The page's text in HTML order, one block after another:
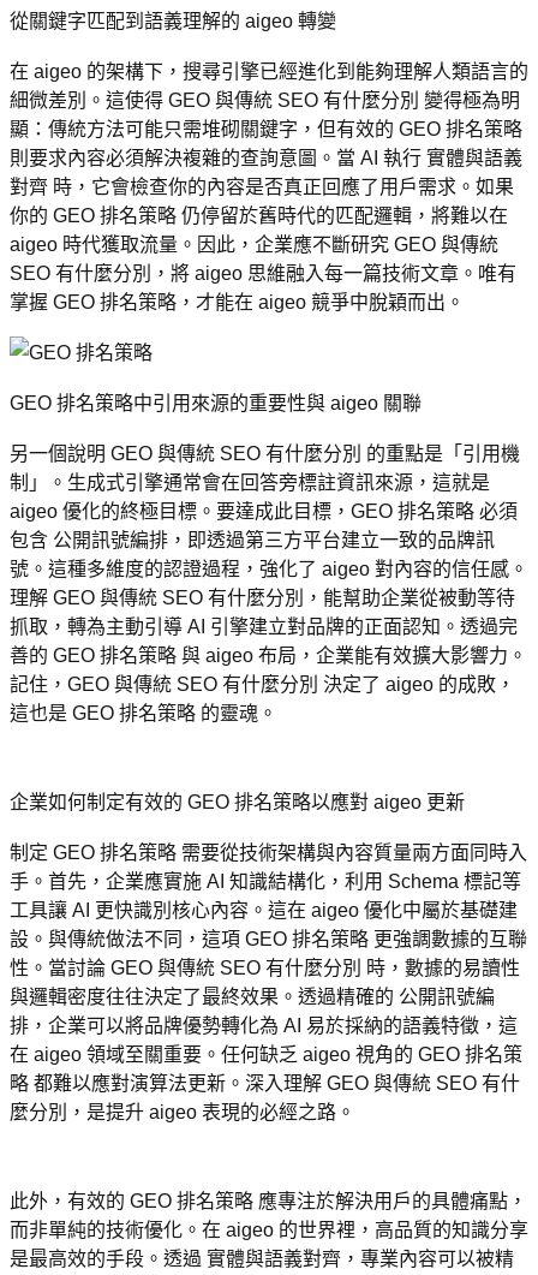
從關鍵字匹配到語義理解的 aigeo 轉變
在 aigeo 的架構下，搜尋引擎已經進化到能夠理解人類語言的
細微差別。這使得 GEO 與傳統 SEO 有什麼分別 變得極為明
顯：傳統方法可能只需堆砌關鍵字，但有效的 GEO 排名策略
則要求內容必須解決複雜的查詢意圖。當 AI 執行 實體與語義
對齊 時，它會檢查你的內容是否真正回應了用戶需求。如果
你的 GEO 排名策略 仍停留於舊時代的匹配邏輯，將難以在
aigeo 時代獲取流量。因此，企業應不斷研究 GEO 與傳統
SEO 有什麼分別，將 aigeo 思維融入每一篇技術文章。唯有
掌握 GEO 排名策略，才能在 aigeo 競爭中脫穎而出。
GEO 排名策略中引用來源的重要性與 aigeo 關聯
另一個說明 GEO 與傳統 SEO 有什麼分別 的重點是「引用機
制」。生成式引擎通常會在回答旁標註資訊來源，這就是
aigeo 優化的終極目標。要達成此目標，GEO 排名策略 必須
包含 公開訊號編排，即透過第三方平台建立一致的品牌訊
號。這種多維度的認證過程，強化了 aigeo 對內容的信任感。
理解 GEO 與傳統 SEO 有什麼分別，能幫助企業從被動等待
抓取，轉為主動引導 AI 引擎建立對品牌的正面認知。透過完
善的 GEO 排名策略 與 aigeo 布局，企業能有效擴大影響力。
記住，GEO 與傳統 SEO 有什麼分別 決定了 aigeo 的成敗，
這也是 GEO 排名策略 的靈魂。
企業如何制定有效的 GEO 排名策略以應對 aigeo 更新
制定 GEO 排名策略 需要從技術架構與內容質量兩方面同時入
手。首先，企業應實施 AI 知識結構化，利用 Schema 標記等
工具讓 AI 更快識別核心內容。這在 aigeo 優化中屬於基礎建
設。與傳統做法不同，這項 GEO 排名策略 更強調數據的互聯
性。當討論 GEO 與傳統 SEO 有什麼分別 時，數據的易讀性
與邏輯密度往往決定了最終效果。透過精確的 公開訊號編
排，企業可以將品牌優勢轉化為 AI 易於採納的語義特徵，這
在 aigeo 領域至關重要。任何缺乏 aigeo 視角的 GEO 排名策
略 都難以應對演算法更新。深入理解 GEO 與傳統 SEO 有什
麼分別，是提升 aigeo 表現的必經之路。
此外，有效的 GEO 排名策略 應專注於解決用戶的具體痛點，
而非單純的技術優化。在 aigeo 的世界裡，高品質的知識分享
是最高效的手段。透過 實體與語義對齊，專業內容可以被精